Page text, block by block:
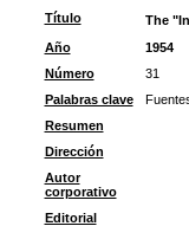
Título
The
Año
1954
Número
31
Palabras clave
Resumen
Dirección
Autor
corporativo
Editorial